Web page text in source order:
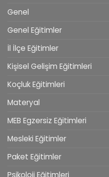
Genel
Genel Eğitimler
İl İlçe Eğitimler
Kişisel Gelişim Eğitimleri
Koçluk Eğitimleri
Materyal
MEB Egzersiz Eğitimleri
Mesleki Eğitimler
Paket Eğitimler